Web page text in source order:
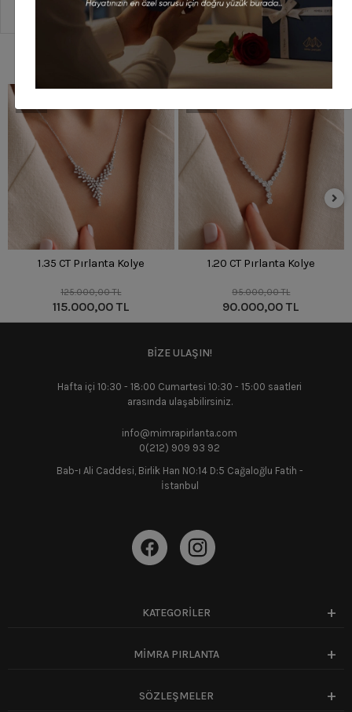
Sipariş Ve Teslimat
Benzer Ürünler
1.35 CT Pırlanta Kolye
125.000,00 TL
115.000,00 TL
1.20 CT Pırlanta Kolye
95.000,00 TL
90.000,00 TL
BİZE ULAŞIN!
Hafta içi 10:30 - 18:00 Cumartesi 10:30 - 15:00 saatleri
arasında ulaşabilirsiniz.
info@mimrapirlanta.com
0(212) 909 93 92
Bab-ı Ali Caddesi, Birlik Han NO:14 D:5 Cağaloğlu Fatih -
İstanbul
KATEGORİLER
MİMRA PIRLANTA
SÖZLEŞMELER